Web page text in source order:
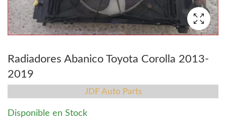
Radiadores Abanico Toyota Corolla 2013-
2019
JDF Auto Parts
Disponible en Stock